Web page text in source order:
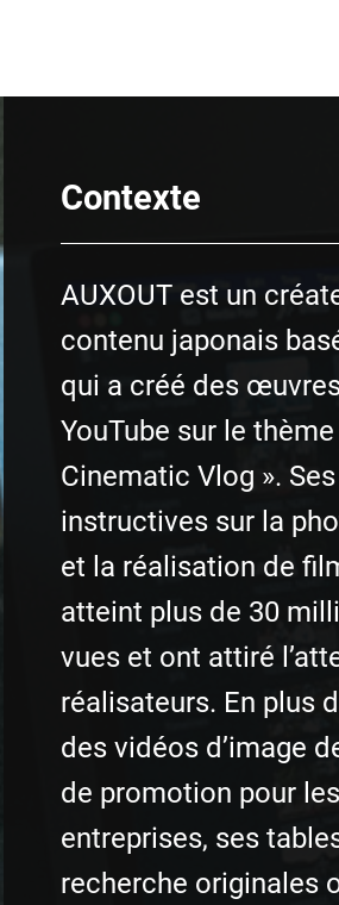
Contexte
AUXOUT est un
contenu japonais
qui a créé des
YouTube sur le thème
Cinematic Vlog ».
instructives sur la
et la réalisation de
atteint plus de 30
vues et ont attiré
réalisateurs. En plus
des vidéos d’image
de promotion pour les
entreprises, ses
recherche originales